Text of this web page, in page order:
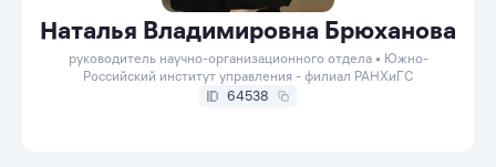
Наталья Владимировна Брюханова
руководитель научно-организационного отдела • Южно-
Российский институт управления - филиал РАНХиГС
64538